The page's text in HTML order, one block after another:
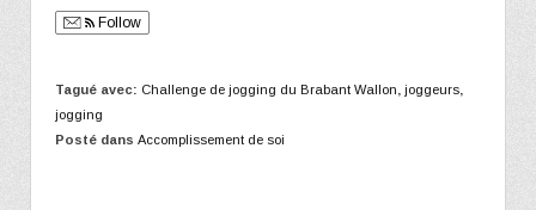
Follow
Tagué avec: Challenge de jogging du Brabant Wallon joggeurs
jogging
Posté dans Accomplissement de soi